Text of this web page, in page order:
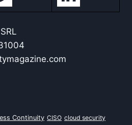
Continuity CISO cloud security